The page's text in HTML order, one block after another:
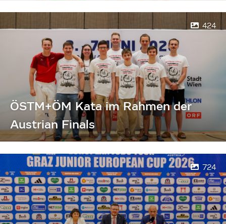
424
ÖSTM+ÖM Kata im Rahmen der
Austrian Finals
724